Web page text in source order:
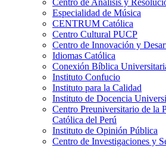
Centro de Análisis y
Especialidad de Música
CENTRUM Católica
Centro Cultural PUCP
Centro de Innovación y
Idiomas Católica
Conexión Bíblica
Instituto Confucio
Instituto para la Calidad
Instituto de Docencia
Centro Preuniversitario de la
Católica del Perú
Instituto de Opinión Pública
Centro de Investigaciones y